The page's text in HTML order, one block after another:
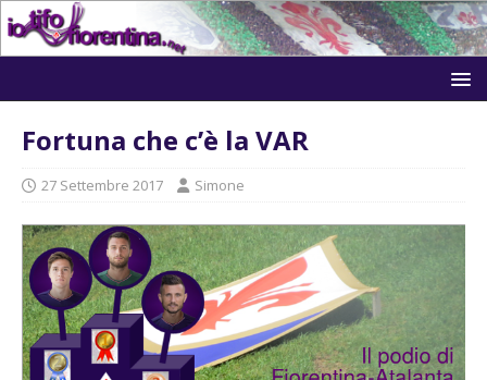
Fortuna che c’è la VAR
27 Settembre 2017 Simone